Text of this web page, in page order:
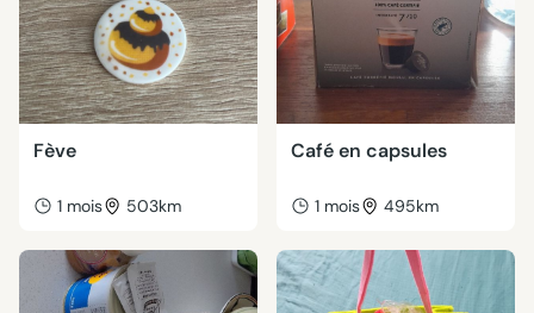
Fève
1 mois 503km
Café en capsules
1 mois 495km